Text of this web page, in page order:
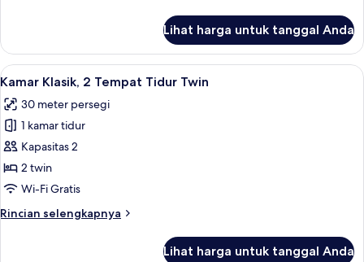
Suite,
kamar
Lihat harga untuk tanggal Anda
Lihat
semua
foto
untuk
Kamar
Klasik,
2
Tidur
Kamar Klasik, 2 Tempat Tidur Twin |
10
Kamar Klasik, 2 Tempat Tidur Twin
30 meter persegi
1 kamar tidur
Kapasitas 2
2 twin
Wi-Fi Gratis
Rincian selengkapnya
Rincian
Lihat harga untuk tanggal Anda